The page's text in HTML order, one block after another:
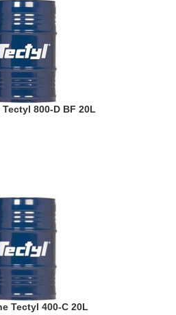
Tectyl 800-D BF 20L
Tectyl 400-C 20L